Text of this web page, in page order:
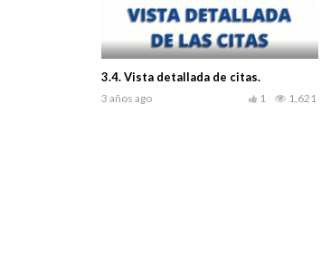
3.4. Vista detallada de citas.
3 años ago 1,621
1